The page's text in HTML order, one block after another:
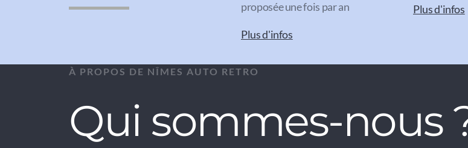
proposée une fois par an
Plus d'infos
Plus d'infos
À PROPOS DE NÎMES AUTO RETRO
Qui sommes-nous